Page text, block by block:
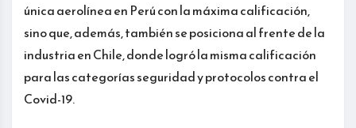
única aerolínea en Perú con la máxima calificación,
sino que, además, también se posiciona al frente de la
industria en Chile, donde logró la misma calificación
para las categorías seguridad y protocolos contra el
Covid-19.